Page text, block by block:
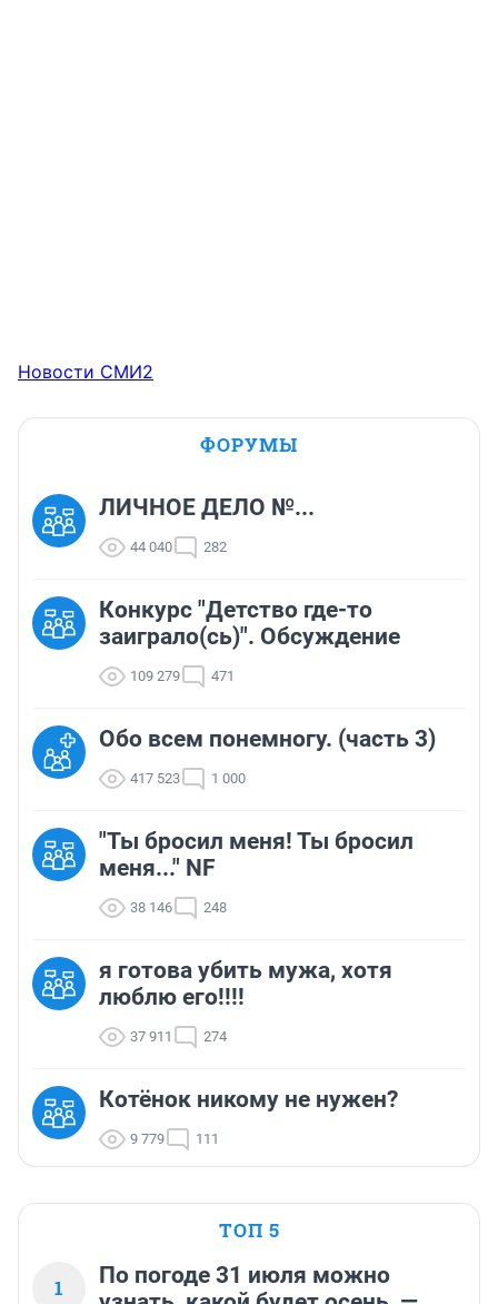
Новости СМИ2
ФОРУМЫ
ЛИЧНОЕ ДЕЛО №...
44 040 282
Конкурс "Детство где-то
заиграло(сь)". Обсуждение
109 279 471
Обо всем понемногу. (часть 3)
417 523 1 000
"Ты бросил меня! Ты бросил
меня..." NF
38 146 248
я готова убить мужа, хотя
люблю его!!!!
37 911 274
Котёнок никому не нужен?
9 779 111
ТОП 5
1
По погоде 31 июля можно